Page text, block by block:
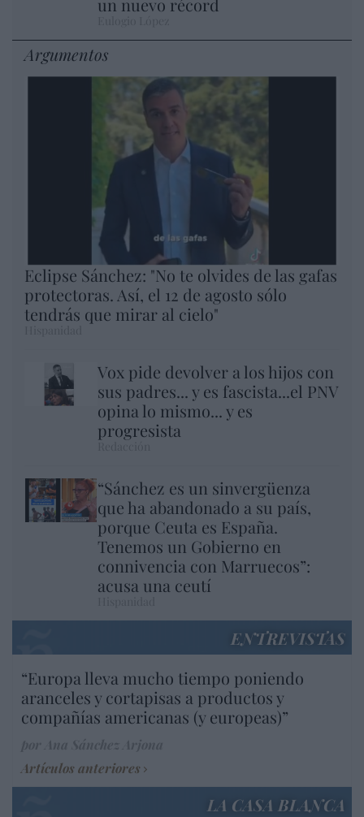
un nuevo récord
Argumentos
Eclipse Sánchez: "No te olvides de las gafas
protectoras. Así, el 12 de agosto sólo
tendrás que mirar al cielo"
Vox pide devolver a los hijos con
sus padres... y es fascista...el PNV
opina lo mismo... y es
progresista
“Sánchez es un sinvergüenza
que ha abandonado a su país,
porque Ceuta es España.
Tenemos un Gobierno en
connivencia con Marruecos”:
acusa una ceutí
ENTREVISTAS
“Europa lleva mucho tiempo poniendo
aranceles y cortapisas a productos y
compañías americanas (y europeas)”
Artículos anteriores
LA CASA BLANCA